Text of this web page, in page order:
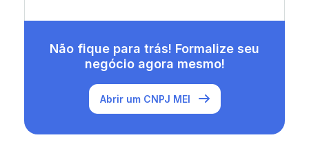
Não fique para trás! Formalize seu
negócio agora mesmo!
Abrir um CNPJ MEI